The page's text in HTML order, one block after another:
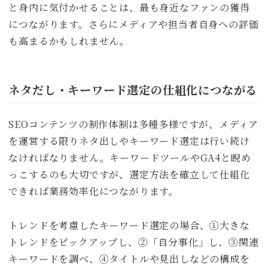
と身内に気付かせることは、最も身近なファンの獲得
につながります。さらにメディアや担当者自身への評価
も高まるかもしれません。
ネタだし・キーワード選定の仕組化につながる
SEOコンテンツの制作体制は多種多様ですが、メディア
を運営する限りネタ出しやキーワード選定は行い続け
なければなりません。キーワードツールやGA4と睨め
っこするのも大切ですが、選定方法を確立して仕組化
できれば業務効率化につながります。
トレンドを考慮したキーワード選定の場合、①大きな
トレンドをピックアップし、②「自分事化」し、③関連
キーワードを調べ、④タイトルや見出しなどの構成を